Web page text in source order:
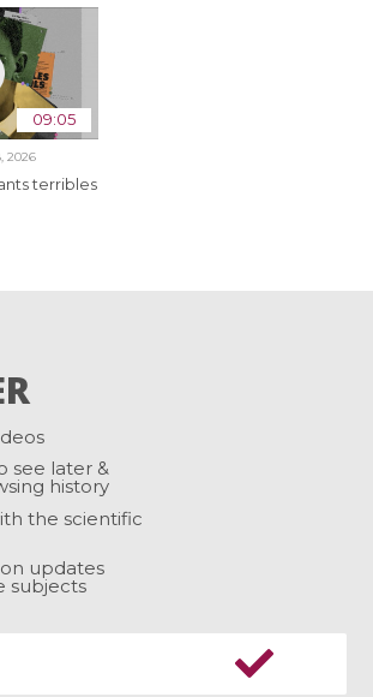
09:05
2026
terribles
see later &
history
the scientific
updates
subjects